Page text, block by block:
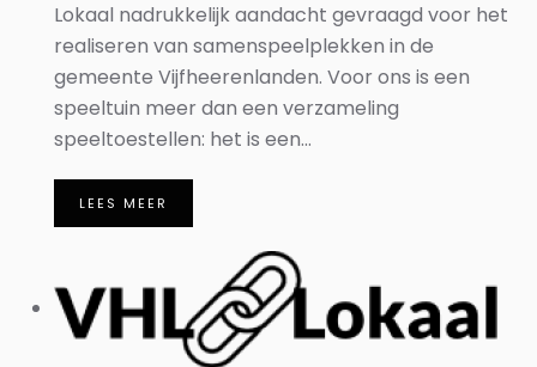
Lokaal nadrukkelijk aandacht gevraagd voor het
realiseren van samenspeelplekken in de
gemeente Vijfheerenlanden. Voor ons is een
speeltuin meer dan een verzameling
speeltoestellen: het is een...
LEES MEER